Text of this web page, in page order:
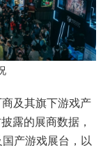
及其旗下游戏产
露的展商数据，
产游戏展台，以